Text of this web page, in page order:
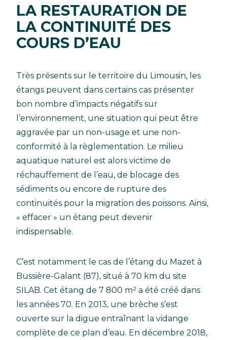
LA RESTAURATION DE
LA CONTINUITÉ DES
COURS D’EAU
Très présents sur le territoire du Limousin, les
étangs peuvent dans certains cas présenter
bon nombre d’impacts négatifs sur
l’environnement, une situation qui peut être
aggravée par un non-usage et une non-
conformité à la règlementation. Le milieu
aquatique naturel est alors victime de
réchauffement de l’eau, de blocage des
sédiments ou encore de rupture des
continuités pour la migration des poissons. Ainsi,
« effacer » un étang peut devenir
indispensable.
C’est notamment le cas de l’étang du Mazet à
Bussière-Galant (87), situé à 70 km du site
SILAB. Cet étang de 7 800 m² a été créé dans
les années 70. En 2013, une brèche s’est
ouverte sur la digue entraînant la vidange
complète de ce plan d’eau. En décembre 2018,